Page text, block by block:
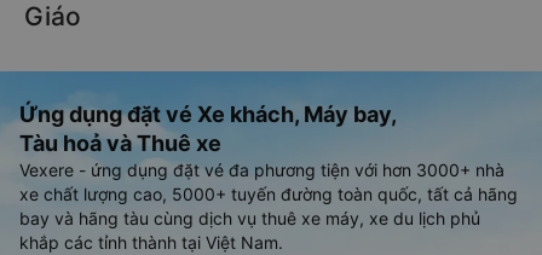
Giáo
Ứng dụng đặt vé Xe khách, Máy bay,
Tàu hoả và Thuê xe
Vexere - ứng dụng đặt vé đa phương tiện với hơn 3000+ nhà
xe chất lượng cao, 5000+ tuyến đường toàn quốc, tất cả hãng
bay và hãng tàu cùng dịch vụ thuê xe máy, xe du lịch phủ
khắp các tỉnh thành tại Việt Nam.